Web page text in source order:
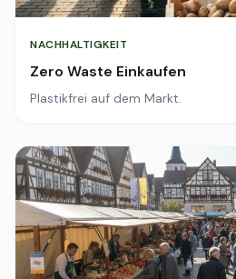
NACHHALTIGKEIT
Zero Waste Einkaufen
Plastikfrei auf dem Markt.